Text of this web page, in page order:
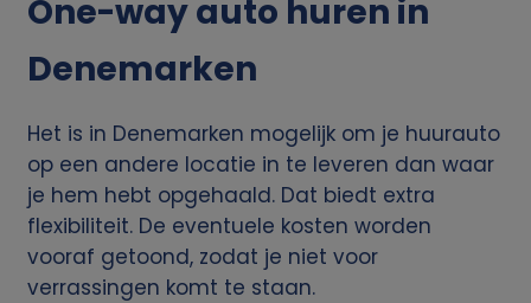
One-way auto huren in
Denemarken
Het is in Denemarken mogelijk om je huurauto
op een andere locatie in te leveren dan waar
je hem hebt opgehaald. Dat biedt extra
flexibiliteit. De eventuele kosten worden
vooraf getoond, zodat je niet voor
verrassingen komt te staan.
e
r
s
o
o